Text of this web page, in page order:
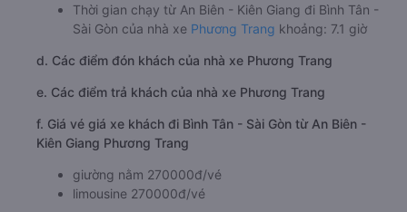
Thời gian chạy từ An Biên - Kiên Giang đi Bình Tân -
Sài Gòn của nhà xe Phương Trang khoảng: 7.1 giờ
d. Các điểm đón khách của nhà xe Phương Trang
e. Các điểm trả khách của nhà xe Phương Trang
f. Giá vé giá xe khách đi Bình Tân - Sài Gòn từ An Biên -
Kiên Giang Phương Trang
giường nằm 270000đ/vé
limousine 270000đ/vé